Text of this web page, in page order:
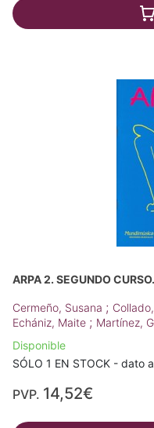
ARPA 2. SEGUNDO
Cermeño, Susana ;
Echániz, Maite ; Martínez,
Disponible
SÓLO 1 EN STOCK -
PVP. 14,52€